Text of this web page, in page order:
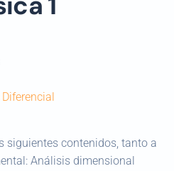
siguientes contenidos, tanto a
Análisis dimensional